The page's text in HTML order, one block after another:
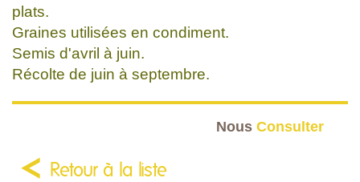
plats.
Graines utilisées en condiment.
Semis d'avril à juin.
Récolte de juin à septembre.
Nous Consulter
Retour à la liste